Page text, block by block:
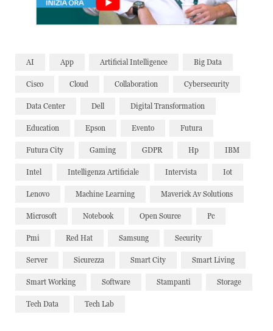
AI App Artificial Intelligence Big Data
Cisco Cloud Collaboration Cybersecurity
Data Center Dell Digital Transformation
Education Epson Evento Futura
Futura City Gaming GDPR Hp IBM
Intel Intelligenza Artificiale Intervista Iot
Lenovo Machine Learning Maverick Av Solutions
Microsoft Notebook Open Source Pc
Pmi Red Hat Samsung Security
Server Sicurezza Smart City Smart Living
Smart Working Software Stampanti Storage
Tech Data Tech Lab